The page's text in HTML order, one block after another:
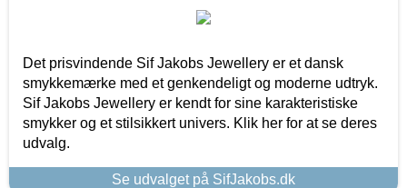
Det prisvindende Sif Jakobs Jewellery er et dansk
smykkemærke med et genkendeligt og moderne udtryk.
Sif Jakobs Jewellery er kendt for sine karakteristiske
smykker og et stilsikkert univers. Klik her for at se deres
udvalg.
Se udvalget på SifJakobs.dk